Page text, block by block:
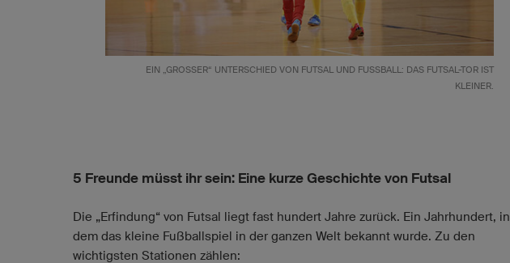
EIN „GROSSER“ UNTERSCHIED VON FUTSAL UND FUSSBALL: DAS FUTSAL-TOR IST KL
EINER.
5 Freunde müsst ihr sein: Eine kurze Geschichte von Futsal
Die „Erfindung“ von Futsal liegt fast hundert Jahre zurück. Ein Jahrhundert, in
dem das kleine Fußballspiel in der ganzen Welt bekannt wurde. Zu den
wichtigsten Stationen zählen: